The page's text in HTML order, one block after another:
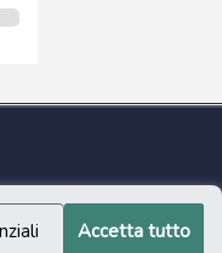
Accetta tutto